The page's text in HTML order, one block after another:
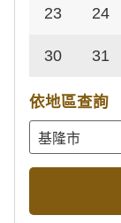
23 24
30 31
依地區查詢